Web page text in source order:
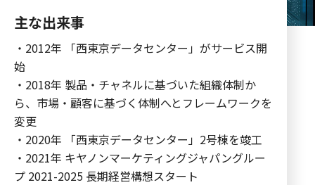
主な出来事
・2012年 「西東京データセンター」がサービス開
始
・2018年 製品・チャネルに基づいた組織体制か
ら、市場・顧客に基づく体制へとフレームワークを
変更
・2020年 「西東京データセンター」2号棟を竣工
・2021年 キヤノンマーケティングジャパングルー
プ 2021-2025 長期経営構想スタート